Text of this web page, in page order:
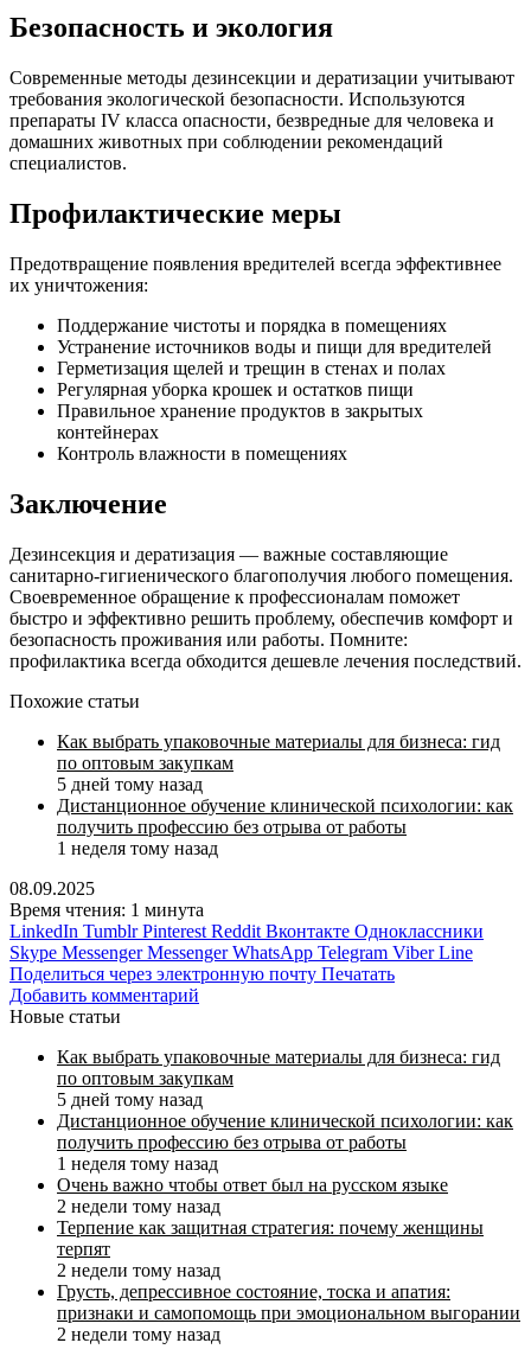
Безопасность и экология
Современные методы дезинсекции и дератизации учитывают
требования экологической безопасности. Используются
препараты IV класса опасности, безвредные для человека и
домашних животных при соблюдении рекомендаций
специалистов.
Профилактические меры
Предотвращение появления вредителей всегда эффективнее
их уничтожения:
Поддержание чистоты и порядка в помещениях
Устранение источников воды и пищи для вредителей
Герметизация щелей и трещин в стенах и полах
Регулярная уборка крошек и остатков пищи
Правильное хранение продуктов в закрытых
контейнерах
Контроль влажности в помещениях
Заключение
Дезинсекция и дератизация — важные составляющие
санитарно-гигиенического благополучия любого помещения.
Своевременное обращение к профессионалам поможет
быстро и эффективно решить проблему, обеспечив комфорт и
безопасность проживания или работы. Помните:
профилактика всегда обходится дешевле лечения последствий.
Похожие статьи
Как выбрать упаковочные материалы для бизнеса: гид
по оптовым закупкам
5 дней тому назад
Дистанционное обучение клинической психологии: как
получить профессию без отрыва от работы
1 неделя тому назад
08.09.2025
Время чтения: 1 минута
LinkedIn Tumblr Pinterest Reddit Вконтакте Одноклассники
Skype Messenger Messenger WhatsApp Telegram Viber Line
Поделиться через электронную почту Печатать
Добавить комментарий
Новые статьи
Как выбрать упаковочные материалы для бизнеса: гид
по оптовым закупкам
5 дней тому назад
Дистанционное обучение клинической психологии: как
получить профессию без отрыва от работы
1 неделя тому назад
Очень важно чтобы ответ был на русском языке
2 недели тому назад
Терпение как защитная стратегия: почему женщины
терпят
2 недели тому назад
Грусть, депрессивное состояние, тоска и апатия:
признаки и самопомощь при эмоциональном выгорании
2 недели тому назад